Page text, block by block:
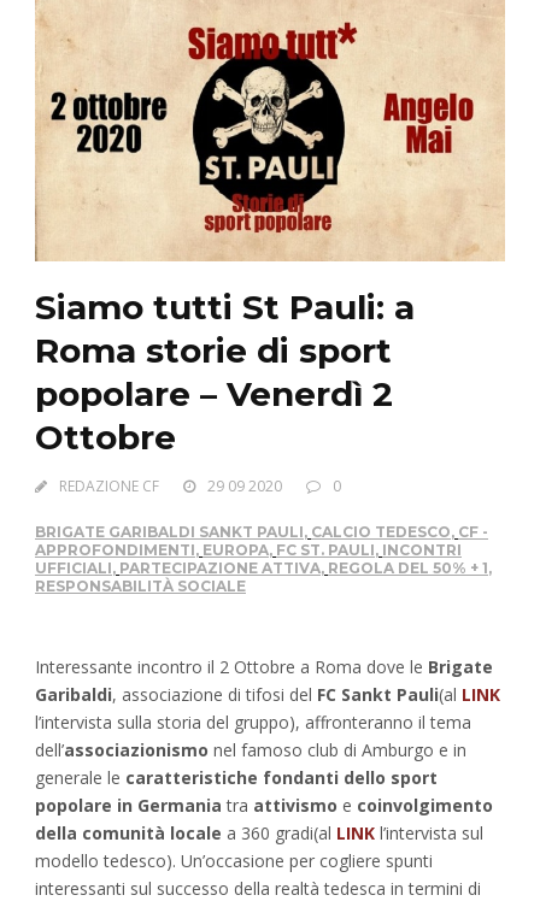
Siamo tutti St Pauli: a
Roma storie di sport
popolare – Venerdì 2
Ottobre
REDAZIONE CF 29 09 2020 0
BRIGATE GARIBALDI SANKT PAULI, CALCIO TEDESCO, CF -
APPROFONDIMENTI, EUROPA, FC ST. PAULI, INCONTRI
UFFICIALI, PARTECIPAZIONE ATTIVA, REGOLA DEL 50% + 1,
RESPONSABILITÀ SOCIALE
Interessante incontro il 2 Ottobre a Roma dove le Brigate
Garibaldi, associazione di tifosi del FC Sankt Pauli(al LINK
l’intervista sulla storia del gruppo), affronteranno il tema
dell’associazionismo nel famoso club di Amburgo e in
generale le caratteristiche fondanti dello sport
popolare in Germania tra attivismo e coinvolgimento
della comunità locale a 360 gradi(al LINK l’intervista sul
modello tedesco). Un’occasione per cogliere spunti
interessanti sul successo della realtà tedesca in termini di